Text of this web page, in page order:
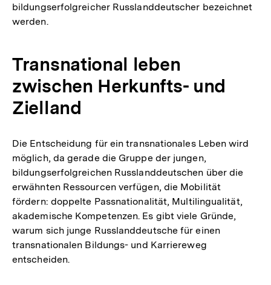
bildungserfolgreicher Russlanddeutscher bezeichnet
werden.
Transnational leben
zwischen Herkunfts- und
Zielland
Die Entscheidung für ein transnationales Leben wird
möglich, da gerade die Gruppe der jungen,
bildungserfolgreichen Russlanddeutschen über die
erwähnten Ressourcen verfügen, die Mobilität
fördern: doppelte Passnationalität, Multilingualität,
akademische Kompetenzen. Es gibt viele Gründe,
warum sich junge Russlanddeutsche für einen
transnationalen Bildungs- und Karriereweg
entscheiden.